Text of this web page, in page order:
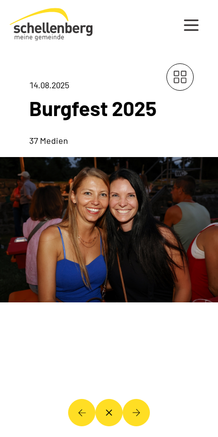
Gemeinde Schellenberg Startseite
14.08.2025
Burgfest 2025
37 Medien